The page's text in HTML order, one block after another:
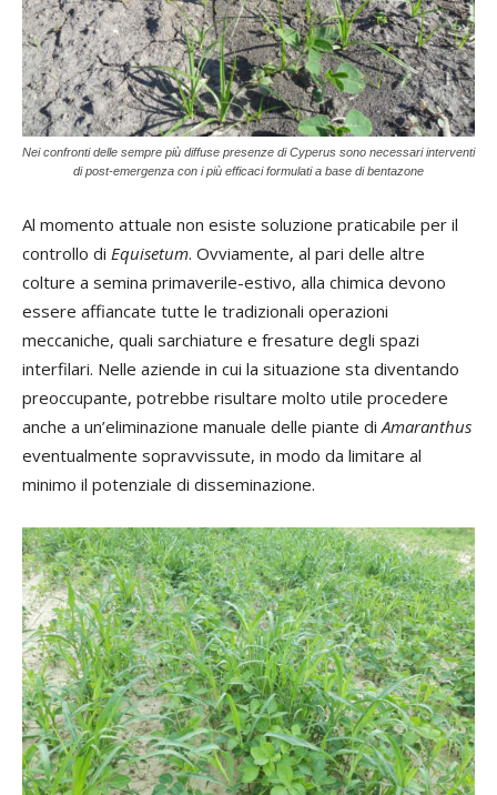
Nei confronti delle sempre più diffuse presenze di Cyperus sono necessari interventi
di post-emergenza con i più efficaci formulati a base di bentazone
Al momento attuale non esiste soluzione praticabile per il
controllo di Equisetum. Ovviamente, al pari delle altre
colture a semina primaverile-estivo, alla chimica devono
essere affiancate tutte le tradizionali operazioni
meccaniche, quali sarchiature e fresature degli spazi
interfilari. Nelle aziende in cui la situazione sta diventando
preoccupante, potrebbe risultare molto utile procedere
anche a un’eliminazione manuale delle piante di Amaranthus
eventualmente sopravvissute, in modo da limitare al
minimo il potenziale di disseminazione.